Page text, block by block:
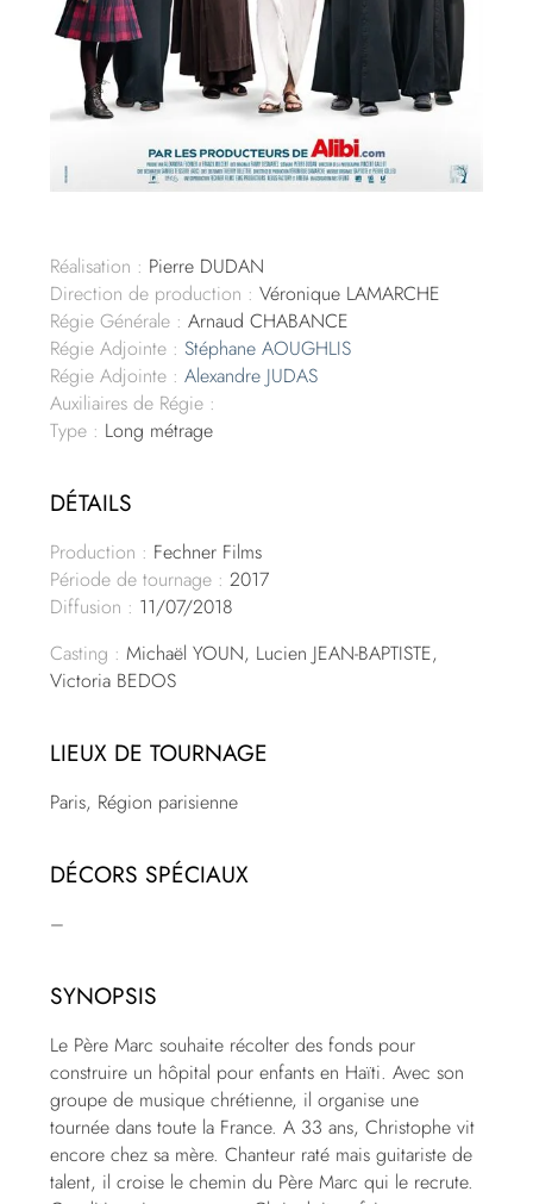
Réalisation : Pierre DUDAN
Direction de production : Véronique LAMARCHE
Régie Générale : Arnaud CHABANCE
Régie Adjointe : Stéphane AOUGHLIS
Régie Adjointe : Alexandre JUDAS
Auxiliaires de Régie :
Type : Long métrage
DÉTAILS
Production : Fechner Films
Période de tournage : 2017
Diffusion : 11/07/2018
Casting : Michaël YOUN, Lucien JEAN-BAPTISTE,
Victoria BEDOS
LIEUX DE TOURNAGE
Paris, Région parisienne
DÉCORS SPÉCIAUX
–
SYNOPSIS
Le Père Marc souhaite récolter des fonds pour
construire un hôpital pour enfants en Haïti. Avec son
groupe de musique chrétienne, il organise une
tournée dans toute la France. A 33 ans, Christophe vit
encore chez sa mère. Chanteur raté mais guitariste de
talent, il croise le chemin du Père Marc qui le recrute.